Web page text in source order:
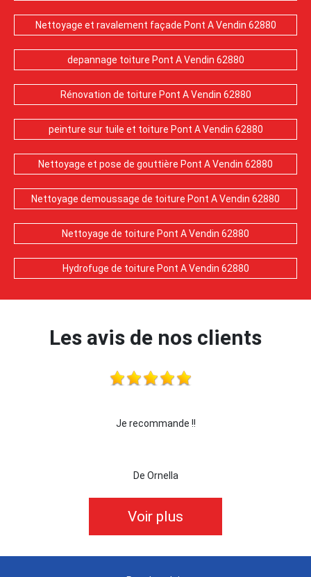
Nettoyage et ravalement façade Pont A Vendin 62880
depannage toiture Pont A Vendin 62880
Rénovation de toiture Pont A Vendin 62880
peinture sur tuile et toiture Pont A Vendin 62880
Nettoyage et pose de gouttière Pont A Vendin 62880
Nettoyage demoussage de toiture Pont A Vendin 62880
Nettoyage de toiture Pont A Vendin 62880
Hydrofuge de toiture Pont A Vendin 62880
Les avis de nos clients
Je recommande !!
De Ornella
Voir plus